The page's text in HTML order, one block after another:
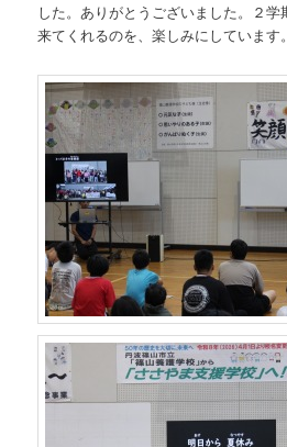
した。ありがとうございました。２
来てくれるのを、楽しみにしています。